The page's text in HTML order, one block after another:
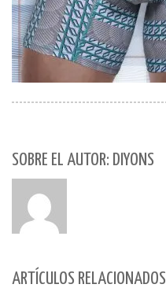
SOBRE EL AUTOR: DIYONS
ARTÍCULOS RELACIONADOS